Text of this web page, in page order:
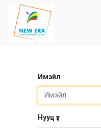
Имэйл
Нууц үг